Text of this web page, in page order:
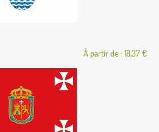
À partir de : 18,37 €